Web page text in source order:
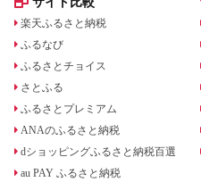
楽天ふるさと納税
ふるなび
ふるさとチョイス
さとふる
ふるさとプレミアム
ANAのふるさと納税
dショッピングふるさと納税百選
au PAY ふるさと納税